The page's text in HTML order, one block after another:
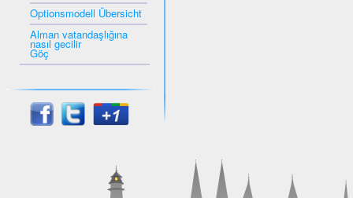
Optionsmodell Übersicht
Alman vatandaşlığına
nasıl gecilir
Göç